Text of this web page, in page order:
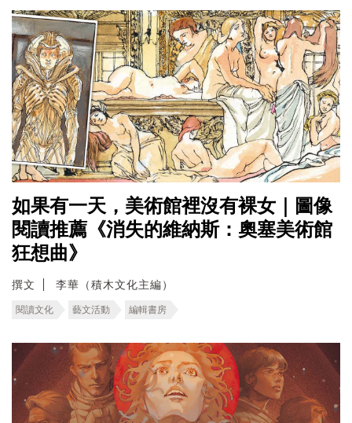
如果有一天，美術館裡沒有裸女｜圖像
閱讀推薦《消失的維納斯：奧塞美術館
狂想曲》
撰文 李華（積木文化主編）
閱讀文化 藝文活動 編輯書房